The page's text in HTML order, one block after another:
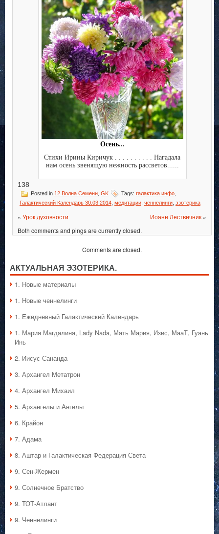
Осень...
Стихи Ирины Киричук . . . . . . . . . . Нагадала
нам осень звенящую нежность рассветов......
138
Posted in 12 Волна Семени GK Tags: галактика инфо
Галактический Календарь 30.03.2014 медитации ченнелинги эзотерика
« Урок духовности Иоанн Лествичник »
Both comments and pings are currently closed.
Comments are closed.
АКТУАЛЬНАЯ ЭЗОТЕРИКА.
1. Hовые материалы
1. Hовые ченнелинги
1. Ежедневный Галактический Календарь
1. Мария Магдалина, Lady Nada, Мать Мария, Изис, МааТ, Гуань
Инь
2. Иисус Сананда
3. Архангел Метатрон
4. Архангел Михаил
5. Архангелы и Ангелы
6. Крайон
7. Адама
8. Аштар и Галактическая Федерация Света
9. Сен-Жермен
9. Солнечное Братство
9. ТОТ-Атлант
9. Ченнелинги